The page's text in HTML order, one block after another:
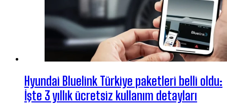
Hyundai Bluelink Türkiye paketleri belli oldu:
İşte 3 yıllık ücretsiz kullanım detayları